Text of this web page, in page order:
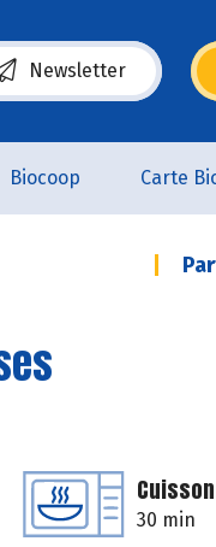
Newsletter
dans une nouvelle
Biocoop Carte
Cuisson
30 min